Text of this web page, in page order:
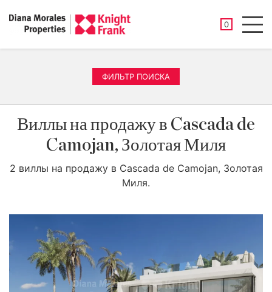
0
ФИЛЬТР ПОИСКА
Виллы на продажу в Cascada de
Camojan, Золотая Миля
2 виллы на продажу в Cascada de Camojan, Золотая
Миля.